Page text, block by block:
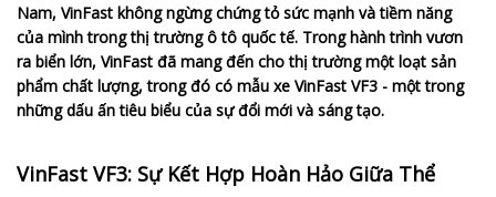
Nam, VinFast không ngừng chứng tỏ sức mạnh và tiềm năng
của mình trong thị trường ô tô quốc tế. Trong hành trình vươn
ra biển lớn, VinFast đã mang đến cho thị trường một loạt sản
phẩm chất lượng, trong đó có mẫu xe VinFast VF3 - một trong
những dấu ấn tiêu biểu của sự đổi mới và sáng tạo.
VinFast VF3: Sự Kết Hợp Hoàn Hảo Giữa Thể